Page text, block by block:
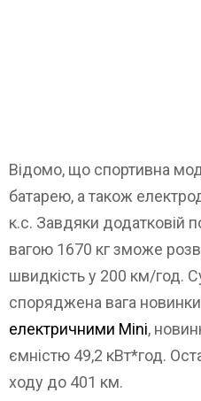
Відомо, що спортивна
батарею, а також
к.с. Завдяки додатковій
вагою 1670 кг зможе
швидкість у 200 км/год.
споряджена вага
електричними Mini,
ємністю 49,2 кВт*год.
ходу до 401 км.